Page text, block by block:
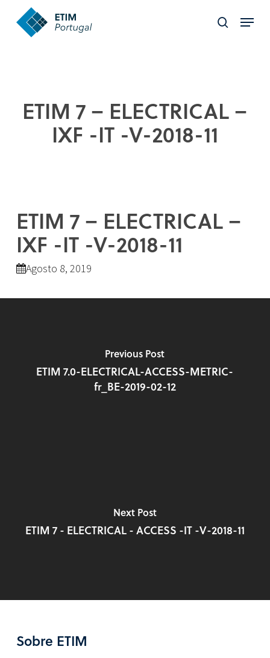
search
Menu
ETIM 7 – ELECTRICAL –
IXF -IT -V-2018-11
ETIM 7 – ELECTRICAL –
IXF -IT -V-2018-11
Agosto 8, 2019
Previous Post
ETIM 7.0-ELECTRICAL-ACCESS-METRIC-
fr_BE-2019-02-12
Next Post
ETIM 7 - ELECTRICAL - ACCESS -IT -V-2018-11
Sobre ETIM